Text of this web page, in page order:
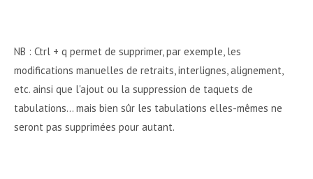
NB : Ctrl + q permet de supprimer, par exemple, les
modifications manuelles de retraits, interlignes, alignement,
etc. ainsi que l'ajout ou la suppression de taquets de
tabulations... mais bien sûr les tabulations elles-mêmes ne
seront pas supprimées pour autant.